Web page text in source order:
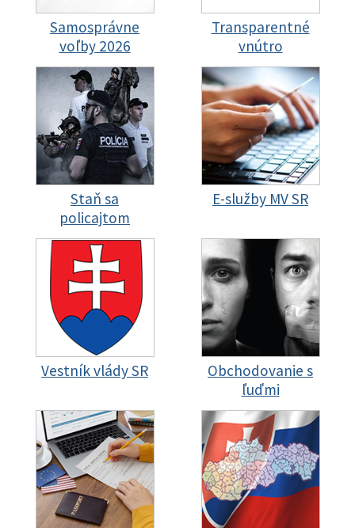
Samosprávne
voľby 2026
Transparentné
vnútro
Staň sa
policajtom
E-služby MV SR
Vestník vlády SR
Obchodovanie s
ľuďmi